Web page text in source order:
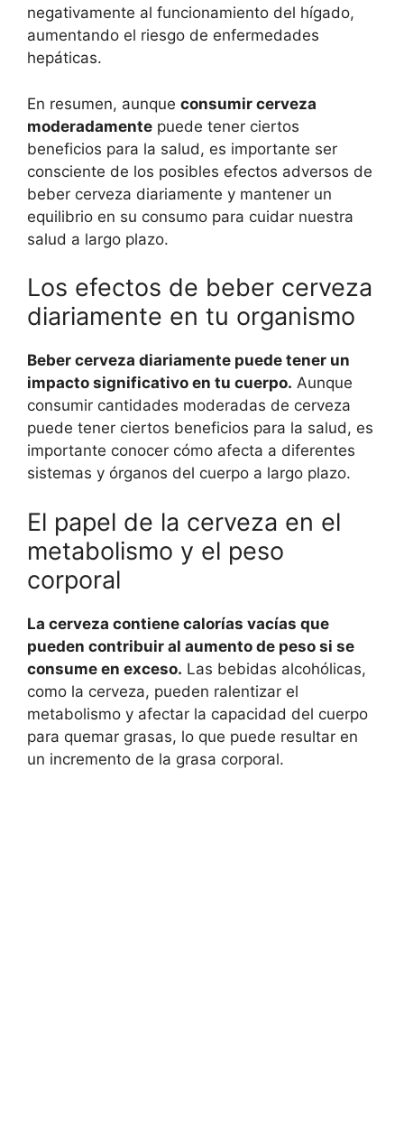
negativamente al funcionamiento del hígado,
aumentando el riesgo de enfermedades
hepáticas.
En resumen, aunque consumir cerveza
moderadamente puede tener ciertos
beneficios para la salud, es importante ser
consciente de los posibles efectos adversos de
beber cerveza diariamente y mantener un
equilibrio en su consumo para cuidar nuestra
salud a largo plazo.
Los efectos de beber cerveza
diariamente en tu organismo
Beber cerveza diariamente puede tener un
impacto significativo en tu cuerpo. Aunque
consumir cantidades moderadas de cerveza
puede tener ciertos beneficios para la salud, es
importante conocer cómo afecta a diferentes
sistemas y órganos del cuerpo a largo plazo.
El papel de la cerveza en el
metabolismo y el peso
corporal
La cerveza contiene calorías vacías que
pueden contribuir al aumento de peso si se
consume en exceso. Las bebidas alcohólicas,
como la cerveza, pueden ralentizar el
metabolismo y afectar la capacidad del cuerpo
para quemar grasas, lo que puede resultar en
un incremento de la grasa corporal.